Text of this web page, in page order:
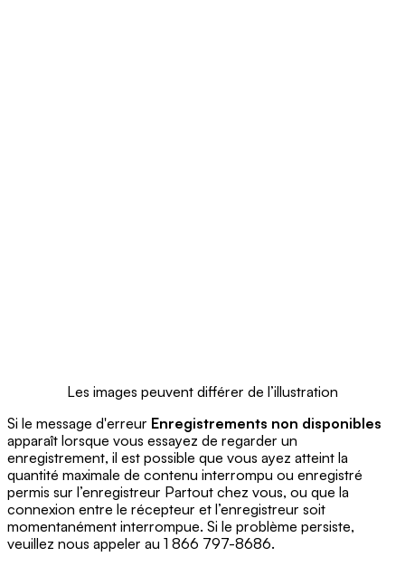
Les images peuvent différer de l’illustration
Si le message d'erreur Enregistrements non disponibles
apparaît lorsque vous essayez de regarder un
enregistrement, il est possible que vous ayez atteint la
quantité maximale de contenu interrompu ou enregistré
permis sur l’enregistreur Partout chez vous, ou que la
connexion entre le récepteur et l’enregistreur soit
momentanément interrompue. Si le problème persiste,
veuillez nous appeler au 1 866 797-8686.